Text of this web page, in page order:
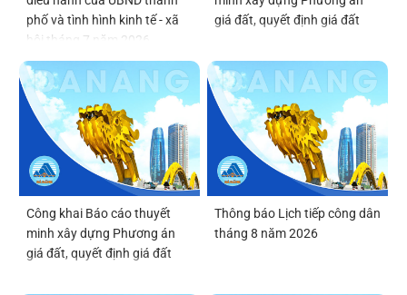
phố và tình hình kinh tế - xã
hội tháng 7 năm 2026
giá đất, quyết định giá đất
Công khai Báo cáo thuyết
minh xây dựng Phương án
giá đất, quyết định giá đất
Thông báo Lịch tiếp công dân
tháng 8 năm 2026